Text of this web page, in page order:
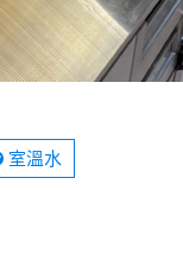
室溫水